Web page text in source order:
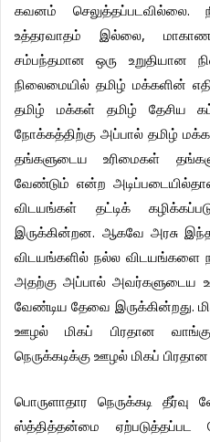
கவனம்
செலுத்தப்படவில்லை.
உத்தரவாதம்
இல்லை,மாகாண
சம்பந்தமான
ஒரு உறுதியான
நிலைமையில் தமிழ் மக்களின்
தமிழ்
மக்கள் தமிழ் தேசிய
நோக்கத்திற்கு அப்பால் தமிழ்
தங்களுடைய
உரிமைகள்
வேண்டும் என்ற
விடயங்கள்
தட்டிக்
இருக்கின்றன. ஆகவே அரசு
விடயங்களில் நல்ல விடயங்களை
அதற்கு அப்பால் அவர்களுடைய
வேண்டிய தேவை இருக்கின்றது.
ஊழல்
மிகப் பிரதான வாங்கு
நெருக்கடிக்கு ஊழல் மிகப் பிரதான
பொருளாதார நெருக்கடி தீர்வு
ஸ்த்தித்தன்மை
ஏற்படுத்தப்பட